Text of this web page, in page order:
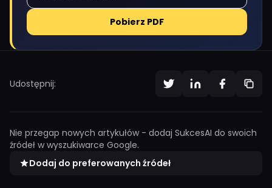
Pobierz PDF
Udostępnij:
Nie przegap nowych artykułów - dodaj SukcesAI do swoich
źródeł w wyszukiwarce Google.
Dodaj do preferowanych źródeł